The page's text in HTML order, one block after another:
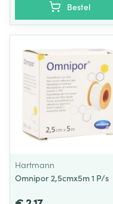
Bestel
Hartmann
Omnipor 2,5cmx5m 1 P/s